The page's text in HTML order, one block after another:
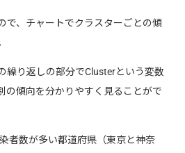
で、チャートでクラスターごとの傾
繰り返しの部分でClusterという変数
の傾向を分かりやすく見ることがで
者数が多い都道府県（東京と神奈